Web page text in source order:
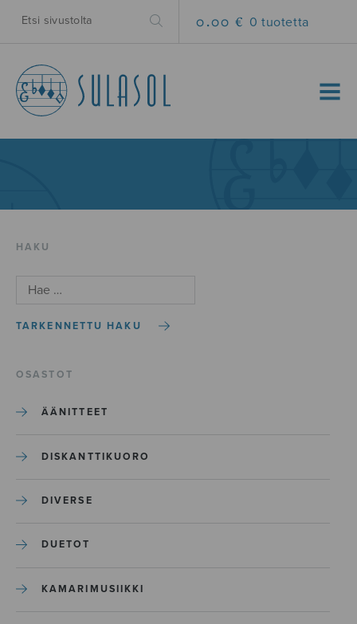
0.00 € 0 tuotetta
MENU
HAKU
TARKENNETTU HAKU
OSASTOT
ÄÄNITTEET
DISKANTTIKUORO
DIVERSE
DUETOT
KAMARIMUSIIKKI